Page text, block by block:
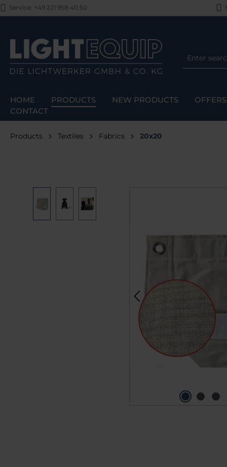
to main content
Skip to search
Skip to main navigation
Service: +49 221 958 40 50
HOME PRODUCTS NEW PRODUCTS OFFERS
CONTACT
Products Textiles Fabrics 20x20